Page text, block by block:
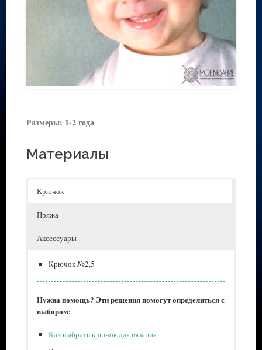
Размеры: 1-2 года
Материалы
Крючок
Пряжа
Аксессуары
Крючок №2,5
Нужна помощь? Эти решения помогут определиться с
выбором:
Как выбрать крючок для вязания